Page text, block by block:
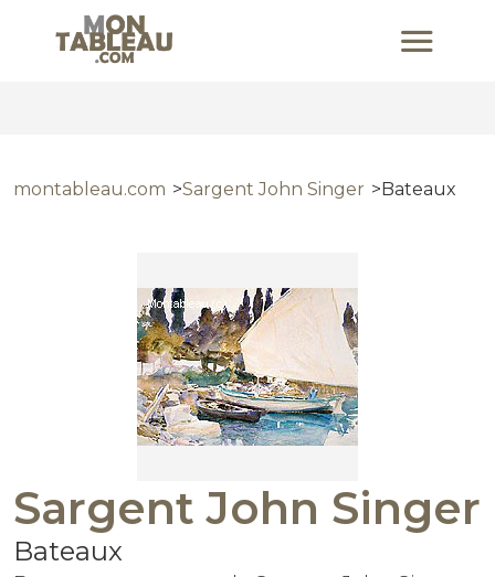
montableau.com Sargent John Singer Bateaux
Sargent John Singer
Bateaux